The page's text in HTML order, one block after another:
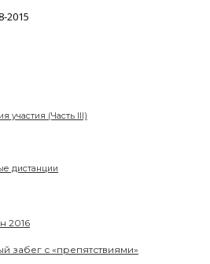
2015
участия (Часть III)
дистанции
2016
забег с «препятствиями»